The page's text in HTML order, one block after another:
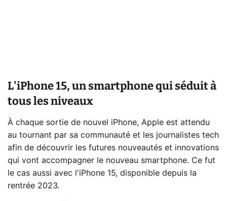
L'iPhone 15, un smartphone qui séduit à
tous les niveaux
À chaque sortie de nouvel iPhone, Apple est attendu
au tournant par sa communauté et les journalistes tech
afin de découvrir les futures nouveautés et innovations
qui vont accompagner le nouveau smartphone. Ce fut
le cas aussi avec l'iPhone 15, disponible depuis la
rentrée 2023.